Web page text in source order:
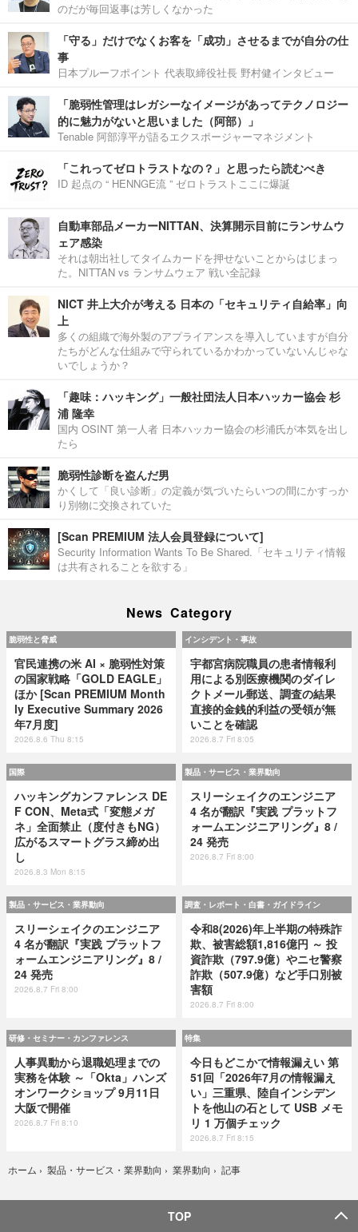
のだが毎回返事は芳しくなかった
「守る」だけでなくお客を「成功」させるまでが自分の仕
事
日本プルーフポイント 代表取締役社長 野村健インタビュー
「脆弱性管理はレガシーなイメージがあってテクノロジー
的に魅力がないと思いました（阿部）」
Tenable 阿部淳平が語るエクスポージャーマネジメント
「これってゼロトラストなの？」と思ったら読むべき
ID 起点の “ HENNGE流 ” ゼロトラストここに爆誕
自動車部品メーカーNITTAN、決算開示目前にランサムウ
ェア感染
それは朝出社してタイムカードを押せないことからはじまっ
た。NITTAN vs ランサムウェア 戦い全記録
NICT 井上大介が考える 日本の「セキュリティ自給率」向
上
多くの組織で海外製のアプライアンスを導入していますが自分
たちがどんな仕組みで守られているかわかっていないんじゃな
いでしょうか？
「趣味：ハッキング」一般社団法人日本ハッカー協会 杉
浦 隆幸
国内 OSINT 第一人者 日本ハッカー協会の杉浦氏が本気を出し
たら
脆弱性診断を盗んだ男
かくして「良い診断」の定義が気づいたらいつの間にかすっか
り別物に交換されていた
[Scan PREMIUM 法人会員登録について]
Security Information Wants To Be Shared.「セキュリティ情報
は共有されることを欲する」
News Category
脆弱性と脅威
官民連携の米 AI × 脆弱性対策
の国家戦略「GOLD EAGLE」
ほか [Scan PREMIUM Month
ly Executive Summary 2026
年7月度]
2026.8.6 Thu 8:15
インシデント・事故
宇都宮病院職員の患者情報利
用による別医療機関のダイレ
クトメール郵送、調査の結果
直接的金銭的利益の受領が無
いことを確認
2026.8.7 Fri 8:05
国際
ハッキングカンファレンス DE
F CON、Meta式「変態メガ
ネ」全面禁止（度付きもNG）
広がるスマートグラス締め出
し
2026.8.3 Mon 8:15
製品・サービス・業界動向
スリーシェイクのエンジニア
4 名が翻訳『実践 プラットフ
ォームエンジニアリング』8 /
24 発売
2026.8.7 Fri 8:00
製品・サービス・業界動向
スリーシェイクのエンジニア
4 名が翻訳『実践 プラットフ
ォームエンジニアリング』8 /
24 発売
2026.8.7 Fri 8:00
調査・レポート・白書・ガイドライン
令和8(2026)年上半期の特殊詐
欺、被害総額1,816億円 ～ 投
資詐欺（797.9億）やニセ警察
詐欺（507.9億）など手口別被
害額
2026.8.7 Fri 8:00
研修・セミナー・カンファレンス
人事異動から退職処理までの
実務を体験 ～「Okta」ハンズ
オンワークショップ 9月11日
大阪で開催
2026.8.7 Fri 8:10
特集
今日もどこかで情報漏えい 第
51回「2026年7月の情報漏え
い」三重県、陸自インシデン
トを他山の石として USB メモ
リ 1 万個チェック
2026.8.7 Fri 8:15
ホーム › 製品・サービス・業界動向 › 業界動向 › 記事
TOP